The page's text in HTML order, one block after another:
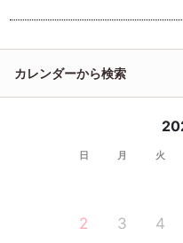
カレンダーから検索
日 月 火
2
3 4